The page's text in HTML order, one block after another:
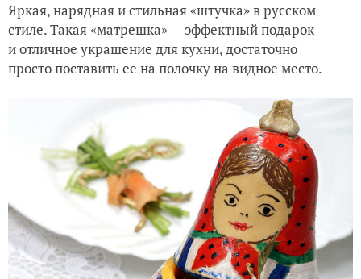
Яркая, нарядная и стильная «штучка» в русском
стиле. Такая «матрешка» — эффектный подарок
и отличное украшение для кухни, достаточно
просто поставить ее на полочку на видное место.